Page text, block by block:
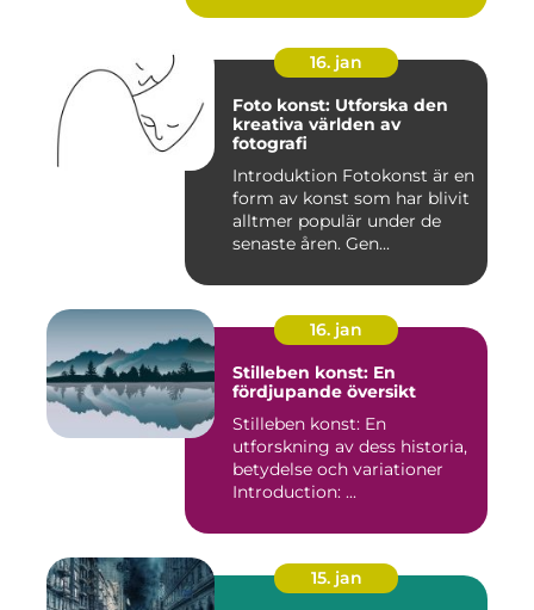
16. jan
Foto konst: Utforska den
kreativa världen av
fotografi
Introduktion Fotokonst är en
form av konst som har blivit
alltmer populär under de
senaste åren. Gen...
16. jan
Stilleben konst: En
fördjupande översikt
Stilleben konst: En
utforskning av dess historia,
betydelse och variationer
Introduction: ...
15. jan